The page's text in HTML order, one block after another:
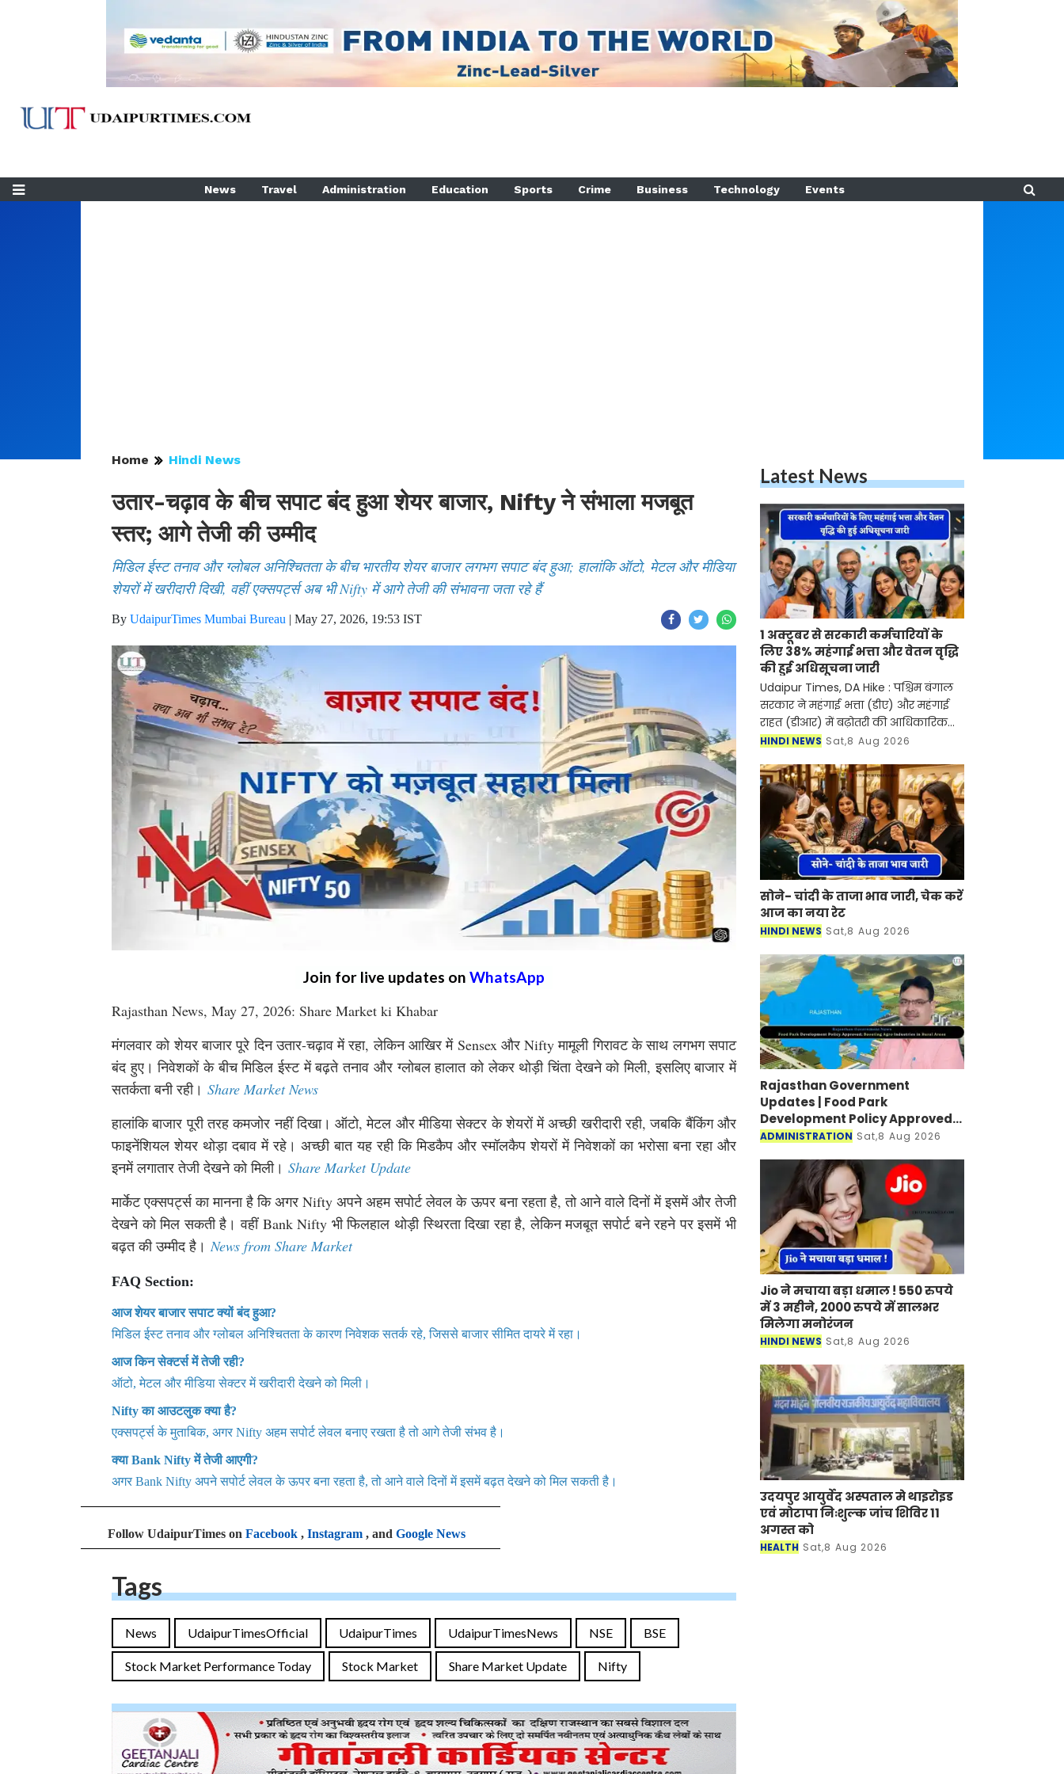
News Travel Administration Education Sports Crime Business Technology Events
Home Hindi News
उतार-चढ़ाव के बीच सपाट बंद हुआ शेयर बाजार, Nifty ने संभाला मजबूत
स्तर; आगे तेजी की उम्मीद
मिडिल ईस्ट तनाव और ग्लोबल अनिश्चितता के बीच भारतीय शेयर बाजार लगभग सपाट बंद हुआ; हालांकि ऑटो, मेटल और मीडिया
शेयरों में खरीदारी दिखी, वहीं एक्सपर्ट्स अब भी Nifty में आगे तेजी की संभावना जता रहे हैं
By UdaipurTimes Mumbai Bureau | May 27, 2026, 19:53 IST
Join for live updates on WhatsApp
Rajasthan News, May 27, 2026: Share Market ki Khabar
मंगलवार को शेयर बाजार पूरे दिन उतार-चढ़ाव में रहा, लेकिन आखिर में Sensex और Nifty मामूली गिरावट के साथ लगभग सपाट
बंद हुए। निवेशकों के बीच मिडिल ईस्ट में बढ़ते तनाव और ग्लोबल हालात को लेकर थोड़ी चिंता देखने को मिली, इसलिए बाजार में
सतर्कता बनी रही। Share Market News
हालांकि बाजार पूरी तरह कमजोर नहीं दिखा। ऑटो, मेटल और मीडिया सेक्टर के शेयरों में अच्छी खरीदारी रही, जबकि बैंकिंग और
फाइनेंशियल शेयर थोड़ा दबाव में रहे। अच्छी बात यह रही कि मिडकैप और स्मॉलकैप शेयरों में निवेशकों का भरोसा बना रहा और
इनमें लगातार तेजी देखने को मिली। Share Market Update
मार्केट एक्सपर्ट्स का मानना है कि अगर Nifty अपने अहम सपोर्ट लेवल के ऊपर बना रहता है, तो आने वाले दिनों में इसमें और तेजी
देखने को मिल सकती है। वहीं Bank Nifty भी फिलहाल थोड़ी स्थिरता दिखा रहा है, लेकिन मजबूत सपोर्ट बने रहने पर इसमें भी
बढ़त की उम्मीद है।News from Share Market
FAQ Section:
आज शेयर बाजार सपाट क्यों बंद हुआ?
मिडिल ईस्ट तनाव और ग्लोबल अनिश्चितता के कारण निवेशक सतर्क रहे, जिससे बाजार सीमित दायरे में रहा।
आज किन सेक्टर्स में तेजी रही?
ऑटो, मेटल और मीडिया सेक्टर में खरीदारी देखने को मिली।
Nifty का आउटलुक क्या है?
एक्सपर्ट्स के मुताबिक, अगर Nifty अहम सपोर्ट लेवल बनाए रखता है तो आगे तेजी संभव है।
क्या Bank Nifty में तेजी आएगी?
अगर Bank Nifty अपने सपोर्ट लेवल के ऊपर बना रहता है, तो आने वाले दिनों में इसमें बढ़त देखने को मिल सकती है।
Follow UdaipurTimes on Facebook , Instagram , and Google News
Tags
News UdaipurTimesOfficial UdaipurTimes UdaipurTimesNews NSE BSE
Stock Market Performance Today Stock Market Share Market Update Nifty
Latest News
1 अक्टूबर से सरकारी कर्मचारियों के
लिए 38% महंगाई भत्ता और वेतन वृद्धि
की हुई अधिसूचना जारी
Udaipur Times, DA Hike : पश्चिम बंगाल
सरकार ने महंगाई भत्ता (डीए) और महंगाई
राहत (डीआर) में बढ़ोतरी की आधिकारिक
अधिसूचना जारी कर 1 अक्टूबर से दोनों को
मुख्यमंत्री सु
HINDI NEWS Sat,8 Aug 2026
सोने- चांदी के ताजा भाव जारी, चेक करें
आज का नया रेट
HINDI NEWS Sat,8 Aug 2026
Rajasthan Government
Updates | Food Park
Development Policy Approved;
Boosting Agro Industries in
ADMINISTRATION Sat,8 Aug 2026
Jio ने मचाया बड़ा धमाल ! 550 रुपये
में 3 महीने, 2000 रुपये में सालभर
मिलेगा मनोरंजन
HINDI NEWS Sat,8 Aug 2026
उदयपुर आयुर्वेद अस्पताल मे थाइरोइड
एवं मोटापा निःशुल्क जांच शिविर 11
अगस्त को
HEALTH Sat,8 Aug 2026